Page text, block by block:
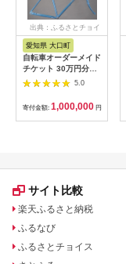
出典：ふるさとチョイ
愛知県 大口町
自転車オーダーメイド
チケット 30万円分
【1360365】
5.0
寄付金額: 1,000,000 円
サイト比較
楽天ふるさと納税
ふるなび
ふるさとチョイス